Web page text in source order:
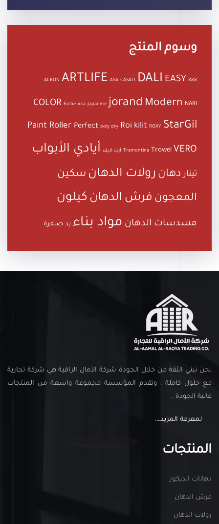
وسوم المنتج
888
ACRON ARTLIFE ASA CASATI DALI EASY
COLOR Farbe icsa Japanese jorand Modern NARI
Paint Roller Perfect poly dry Roi kilit ROXY StarGil
Tramontina Trowel VERO آرت لايف أيادي الأبواب
تينار دهان رولات الدهان سكين
المعجون فرش الدهان كيلون
مسدسات الدهان مواد بناء يد صنفرة
نحن نبني الثقة من خلال الجودة شركة الآمال الراقية هي شركة تجارية
مع حلول كاملة ، وتقدم المؤسسة مجموعة واسعة من المنتجات
عالية الجودة .
لمعرفة المزيد….
المنتجات
دهانات الديكور
فرش الدهان
رولات الدهان